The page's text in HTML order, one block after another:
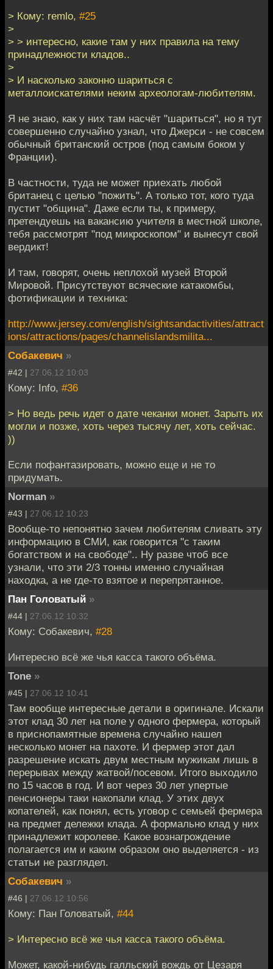
> Кому: remlo, #25
>
> > интересно, какие там у них правила на тему
принадлежности кладов..
>
> И насколько законно шариться с
металлоискателями неким археологам-любителям.
Я не знаю, как у них там насчёт "шариться", но я тут
совершенно случайно узнал, что Джерси - не совсем
обычный британский остров (под самым боком у
Франции).
В частности, туда не может приехать любой
британец с целью "пожить". А только тот, кого туда
пустит "община". Даже если ты, к примеру,
претендуешь на вакансию учителя в местной школе,
тебя рассмотрят "под микроскопом" и вынесут свой
вердикт!
И там, говорят, очень неплохой музей Второй
Мировой. Присутствуют всяческие катакомбы,
фотификации и техника:
http://www.jersey.com/english/sightsandactivities/attract
ions/attractions/pages/channelislandsmilita...
Собакевич »
#42 | 27.06.12 10:03
Кому: Info, #36
> Но ведь речь идет о дате чеканки монет. Зарыть их
могли и позже, хоть через тысячу лет, хоть сейчас.
))
Если пофантазировать, можно еще и не то
придумать.
Norman »
#43 | 27.06.12 10:23
Вообще-то непонятно зачем любителям сливать эту
информацию в СМИ, как говорится "с таким
богатством и на свободе".. Ну разве чтоб все
узнали, что эти 2/3 тонны именно случайная
находка, а не где-то взятое и перепрятанное.
Пан Головатый »
#44 | 27.06.12 10:32
Кому: Собакевич, #28
Интересно всё же чья касса такого объёма.
Tone »
#45 | 27.06.12 10:41
Там вообще интересные детали в оригинале. Искали
этот клад 30 лет на поле у одного фермера, который
в приснопамятные времена случайно нашел
несколько монет на пахоте. И фермер этот дал
разрешение искать двум местным мужикам лишь в
перерывах между жатвой/посевом. Итого выходило
по 15 часов в год. И вот через 30 лет упертые
пенсионеры таки накопали клад. У этих двух
копателей, как понял, есть уговор с семьей фермера
на предмет дележки клада. А формально клад у них
принадлежит королеве. Какое вознагрождение
полагается им и каким образом оно выделяется - из
статьи не разглядел.
Собакевич »
#46 | 27.06.12 10:56
Кому: Пан Головатый, #44
> Интересно всё же чья касса такого объёма.
Может, какой-нибудь галльский вождь от Цезаря